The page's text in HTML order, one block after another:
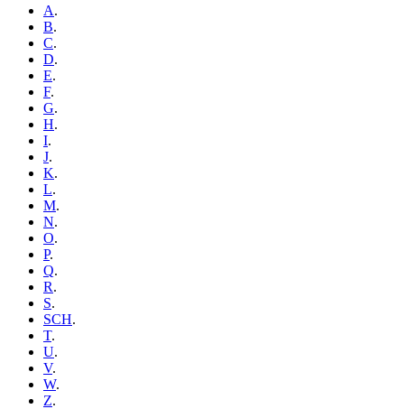
A.
B.
C.
D.
E.
F.
G.
H.
I.
J.
K.
L.
M.
N.
O.
P.
Q.
R.
S.
SCH.
T.
U.
V.
W.
Z.